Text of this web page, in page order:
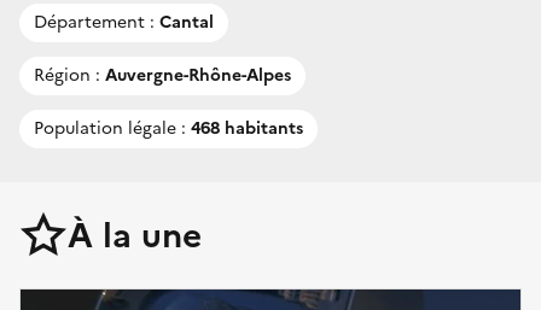
Département : Cantal
Région : Auvergne-Rhône-Alpes
Population légale : 468 habitants
À la une